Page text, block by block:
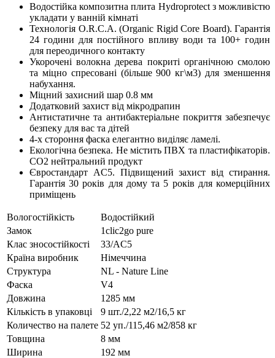
Водостійка композитна плита Hydroprotect з можливістю
укладати у ванній кімнаті
Технологія O.R.C.A. (Organic Rigid Core Board). Гарантія
24 години для постійного впливу води та 100+ годин
для переодичного контакту
Укорочені волокна дерева покриті органічною смолою
та міцно спресовані (більше 900 кг\м3) для зменшення
набухання.
Міцний захисний шар 0.8 мм
Додатковий захист від мікродрапин
Антистатичне та антибактеріальне покриття забезпечує
безпеку для вас та дітей
4-х стороння фаска елегантно виділяє ламелі.
Екологічна безпека. Не містить ПВХ та пластифікаторів.
CO2 нейтральний продукт
Євростандарт AC5. Підвищений захист від стирання.
Гарантія 30 років для дому та 5 років для комерційних
приміщень
Вологостійкість
Водостійкий
Замок
1clic2go pure
Клас зносостійкості
33/AC5
Країна виробник
Німеччина
Структура
NL - Nature Line
Фаска
V4
Довжина
1285 мм
Кількість в упаковці
9 шт./2,22 м2/16,5 кг
Количество на палете 52 уп./115,46 м2/858 кг
Товщина
8 мм
Ширина
192 мм